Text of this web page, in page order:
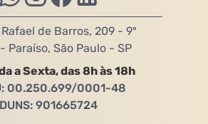
Rafael de Barros, 209 - 9º
Paraíso, São Paulo - SP
a Sexta, das 8h às 18h
00.250.699/0001-48
DUNS: 901665724